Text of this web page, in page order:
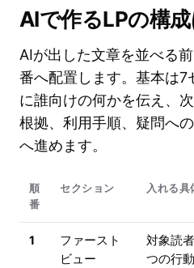
AIで作るLPの構
AIが出した文章を並べる
番へ配置します。基本は7
に誰向けの何かを伝え、
根拠、利用手順、疑問へ
へ進めます。
順
番
セクション 入れる具
1
ファースト
ビュー
対象読
つの行